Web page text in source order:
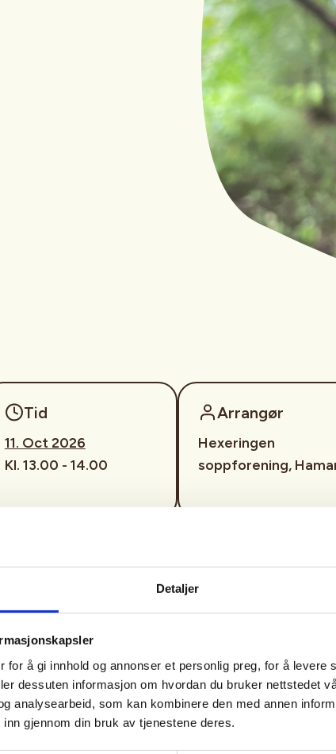
Detaljer
for å gi innhold og annonser et personlig preg, for å levere
dessuten informasjon om hvordan du bruker nettstedet
analysearbeid, som kan kombinere den med annen
gjennom din bruk av tjenestene deres.
Tid
11. Oct 2026
Kl. 13.00 - 14.00
Arrangør
Hexeringen
soppforening,
soppkontroll.
ut og plukk det du finner, og
vi deg å bestemme hvilke
er det lurt å legge dem
Prøv å få med så mye
som sitter nederst på stilken.